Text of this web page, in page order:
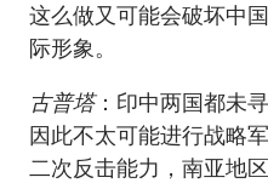
这么做又可能会破坏中
际形象。
古普塔：印中两国都未
因此不太可能进行战略
二次反击能力，南亚地